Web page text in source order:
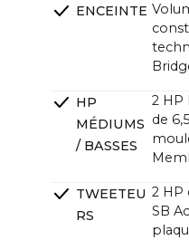
ENCEINTE
HP
MÉDIUMS
/ BASSES
2 HP
de
TWEETEU
RS
2 HP
SB